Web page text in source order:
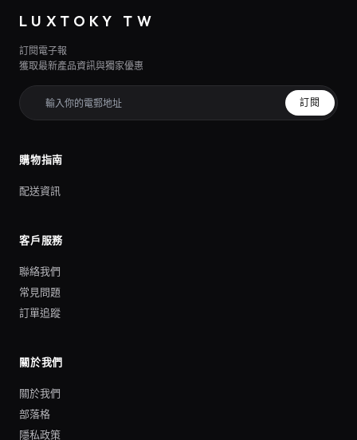
LUXTOKY TW
訂閱電子報
獲取最新產品資訊與獨家優惠
訂閱
購物指南
配送資訊
客戶服務
聯絡我們
常見問題
訂單追蹤
關於我們
關於我們
部落格
隱私政策